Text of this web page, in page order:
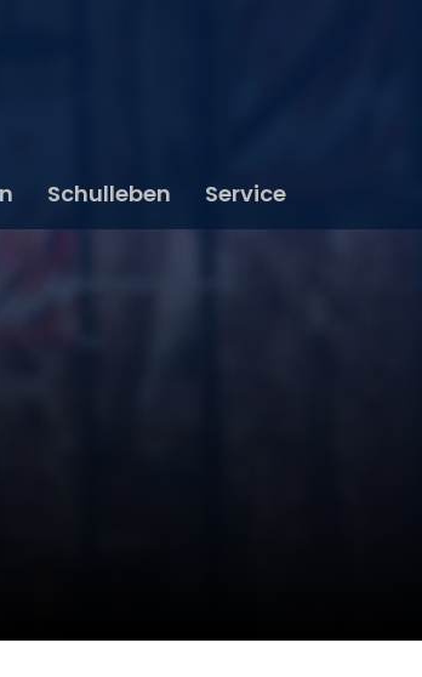
Schulleben Service